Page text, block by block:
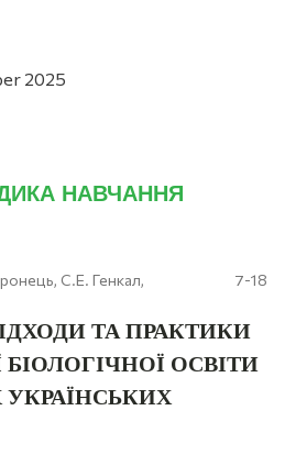
2025
НАВЧАННЯ
С.Е. Генкал,
7-18
ТА ПРАКТИКИ
ОСВІТИ